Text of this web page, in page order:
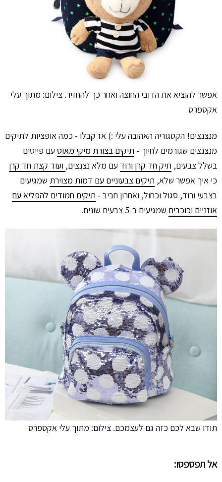
אפשר להוציא את הדובי החוצה ואחר כך להחזיר. צילום: מתוך עלי
אקספרס
מנצנצים! הקטגוריה האהובה עלי :) אז קבלו - כמה אופציות לתיקים
מנצנצים שגורמים לחיוך - תיקים בצורת מיקי מאוס עם פייטים
בשלל צבעים, תיק חד קרן ורוד עם מלא נצנצים, ועוד קצת חד קרן
כי איך אפשר שלא, תיקים צבעוניים עם דמות מצוירת שמגיעים
בצבעי ורוד, סגול וכחול, ואחרון חביב - תיקים חמודים להפליא עם
אוזניים וכוכבים שמגיעים ב-5 צבעים שונים.
תודו שבא לכם כזה גם לעצמכם. צילום: מתוך עלי אקספרס
אל תפספסו: